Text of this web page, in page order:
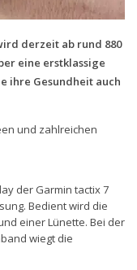
derzeit ab rund 880
eine erstklassige
ihre Gesundheit auch
und zahlreichen
der Garmin tactix 7
Bedient wird die
einer Lünette. Bei der
wiegt die